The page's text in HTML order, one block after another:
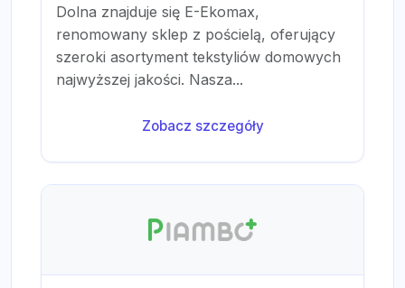
Dolna znajduje się E-Ekomax,
renomowany sklep z pościelą, oferujący
szeroki asortyment tekstyliów domowych
najwyższej jakości. Nasza...
Zobacz szczegóły